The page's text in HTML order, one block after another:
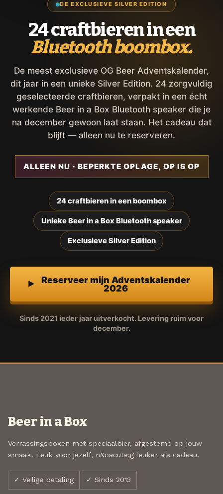
DE EXCLUSIEVE SILVER EDITION
24 craftbieren in een
Bluetooth boombox.
De meest exclusieve OG Beer Adventskalender,
dit jaar in een unieke Silver Edition. 24 zorgvuldig
geselecteerde craftbieren, verpakt in een écht
werkende Beer in a Box Bluetooth speaker die je
na december gewoon laat staan. Het cadeau dat
blijft — alleen nu te reserveren.
ALLEEN NU · BEPERKTE OPLAGE, OP IS OP
24 craftbieren in een boombox
Unieke Beer in a Box Bluetooth speaker
Exclusieve Silver Edition
Reserveer mijn Adventskalender
2026
Sinds 2021 ieder jaar uitverkocht. Levering ruim voor
december.
Beer in a Box
Verrassingsboxen met speciaalbier, afgestemd op jouw
smaak. Leuk voor jezelf, n&oacute;g leuker als cadeau.
✓ Veilige betaling ✓ Sinds 2013